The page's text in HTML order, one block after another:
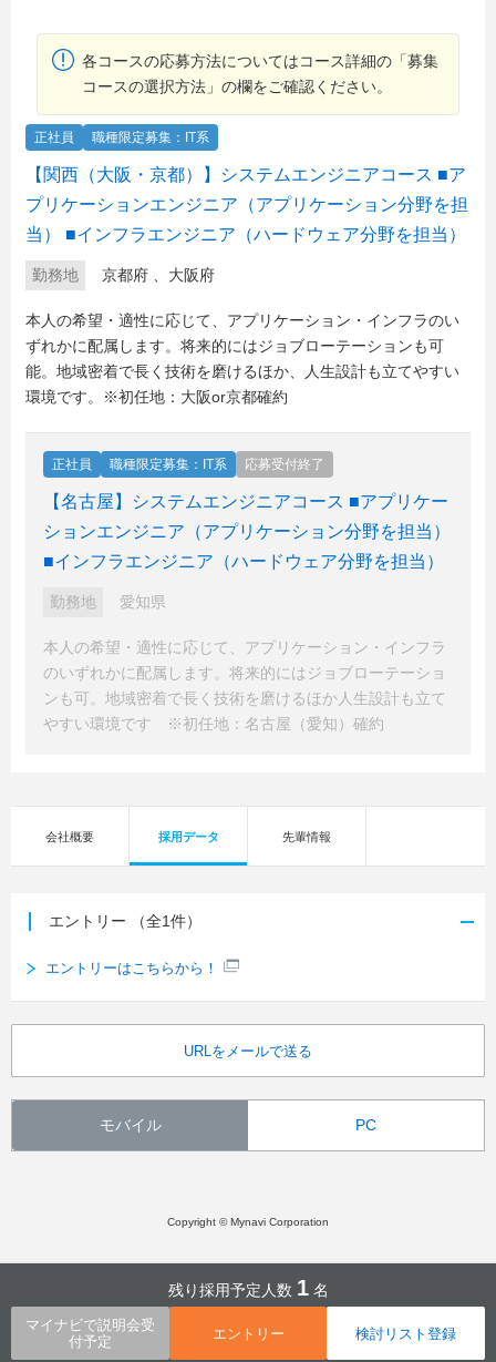
残り採用予定人数 1 名
マイナビで説明会受
付予定
エントリー 検討リスト登録
各コースの応募方法についてはコース詳細の「募集
コースの選択方法」の欄をご確認ください。
正社員 職種限定募集：IT系
【関西（大阪・京都）】システムエンジニアコース ■ア
プリケーションエンジニア（アプリケーション分野を担
当） ■インフラエンジニア（ハードウェア分野を担当）
勤務地 京都府 大阪府
本人の希望・適性に応じて、アプリケーション・インフラのい
ずれかに配属します。将来的にはジョブローテーションも可
能。地域密着で長く技術を磨けるほか、人生設計も立てやすい
環境です。※初任地：大阪or京都確約
正社員 職種限定募集：IT系 応募受付終了
【名古屋】システムエンジニアコース ■アプリケー
ションエンジニア（アプリケーション分野を担当）
■インフラエンジニア（ハードウェア分野を担当）
勤務地 愛知県
本人の希望・適性に応じて、アプリケーション・インフラ
のいずれかに配属します。将来的にはジョブローテーショ
ンも可。地域密着で長く技術を磨けるほか人生設計も立て
やすい環境です ※初任地：名古屋（愛知）確約
会社概要 採用データ 先輩情報
エントリー （全1件）
エントリーはこちらから！
URLをメールで送る
モバイル PC
Copyright © Mynavi Corporation